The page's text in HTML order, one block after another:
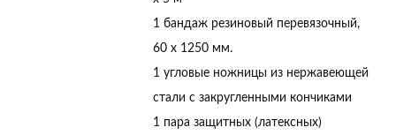
1 бандаж резиновый перевязочный,
60 х 1250 мм.
1 угловые ножницы из нержавеющей
стали с закругленными кончиками
1 пара защитных (латексных)